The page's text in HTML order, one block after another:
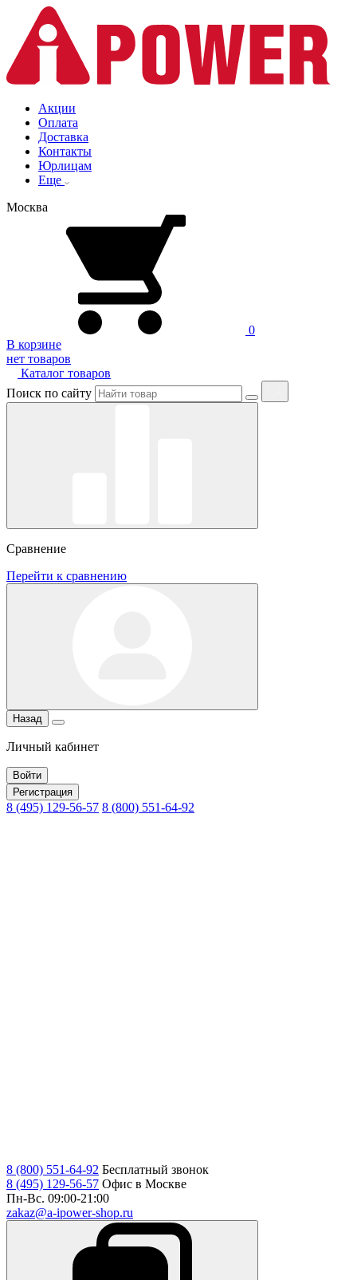
Акции
Оплата
Доставка
Контакты
Юрлицам
Еще
Москва
0
В корзине
нет товаров
Каталог товаров
Поиск по сайту
Сравнение
Перейти к сравнению
Назад
Личный кабинет
Войти
Регистрация
8 (495) 129-56-57 8 (800) 551-64-92
8 (800) 551-64-92 Бесплатный звонок
8 (495) 129-56-57 Офис в Москве
Пн-Вс. 09:00-21:00
zakaz@a-ipower-shop.ru